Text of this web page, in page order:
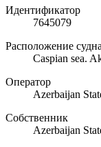
Идентификатор
7645079
Расположение судна
Caspian sea.
Оператор
Azerbaijan
Собственник
Azerbaijan